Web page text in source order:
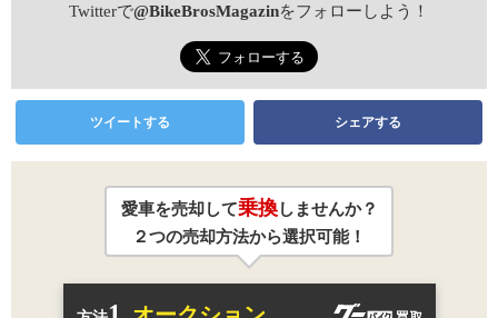
Twitterで@BikeBrosMagazinをフォローしよう！
ツイートする シェアする
愛車を売却して乗換しませんか？
２つの売却方法から選択可能！